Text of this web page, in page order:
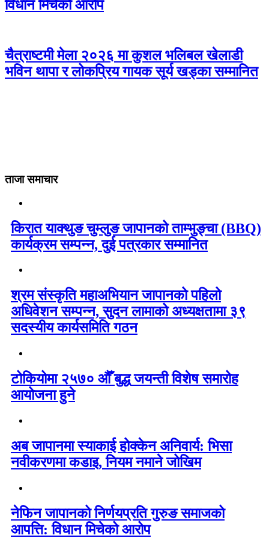
विधान मिचेको आरोप
चैत्राष्टमी मेला २०२६ मा कुशल भलिबल खेलाडी
भविन थापा र लोकप्रिय गायक सूर्य खड्का सम्मानित
ताजा समाचार
किरात याक्थुङ चुम्लुङ जापानको ताम्भुङ्चा (BBQ)
कार्यक्रम सम्पन्न, दुई पत्रकार सम्मानित
श्रम संस्कृति महाअभियान जापानको पहिलो
अधिवेशन सम्पन्न, सुदन लामाको अध्यक्षतामा ३९
सदस्यीय कार्यसमिति गठन
टोकियोमा २५७० औँ बुद्ध जयन्ती विशेष समारोह
आयोजना हुने
अब जापानमा स्याकाई होक्केन अनिवार्य: भिसा
नवीकरणमा कडाइ, नियम नमाने जोखिम
नेफिन जापानको निर्णयप्रति गुरुङ समाजको
आपत्ति: विधान मिचेको आरोप